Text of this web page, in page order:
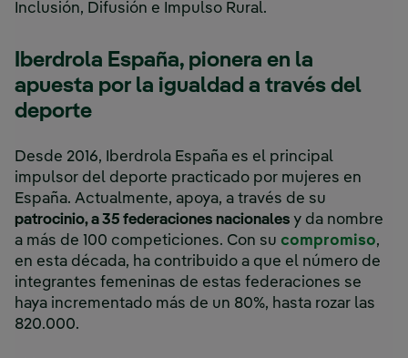
Inclusión, Difusión e Impulso Rural.
Iberdrola España, pionera en la
apuesta por la igualdad a través del
deporte
Desde 2016, Iberdrola España es el principal
impulsor del deporte practicado por mujeres en
España. Actualmente, apoya, a través de su
patrocinio, a 35 federaciones nacionales y da nombre
a más de 100 competiciones. Con su compromiso,
en esta década, ha contribuido a que el número de
integrantes femeninas de estas federaciones se
haya incrementado más de un 80%, hasta rozar las
820.000.